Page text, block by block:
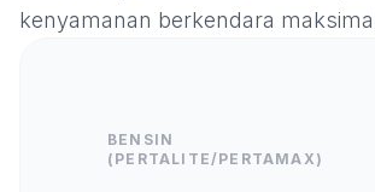
kenyamanan berkendara
BENSIN
(PERTALITE/PERTAMAX)